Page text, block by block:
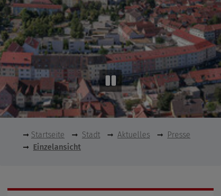
Startseite Stadt Aktuelles
Presse
Einzelansicht